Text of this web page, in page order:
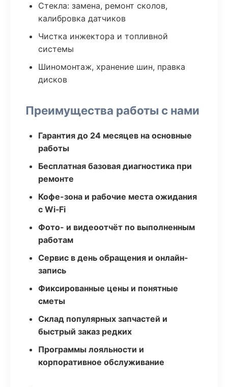
Стекла: замена, ремонт сколов,
калибровка датчиков
Чистка инжектора и топливной
системы
Шиномонтаж, хранение шин, правка
дисков
Преимущества работы с нами
Гарантия до 24 месяцев на основные
работы
Бесплатная базовая диагностика при
ремонте
Кофе-зона и рабочие места ожидания
с Wi‑Fi
Фото- и видеоотчёт по выполненным
работам
Сервис в день обращения и онлайн-
запись
Фиксированные цены и понятные
сметы
Склад популярных запчастей и
быстрый заказ редких
Программы лояльности и
корпоративное обслуживание